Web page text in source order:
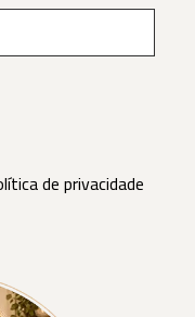
de privacidade